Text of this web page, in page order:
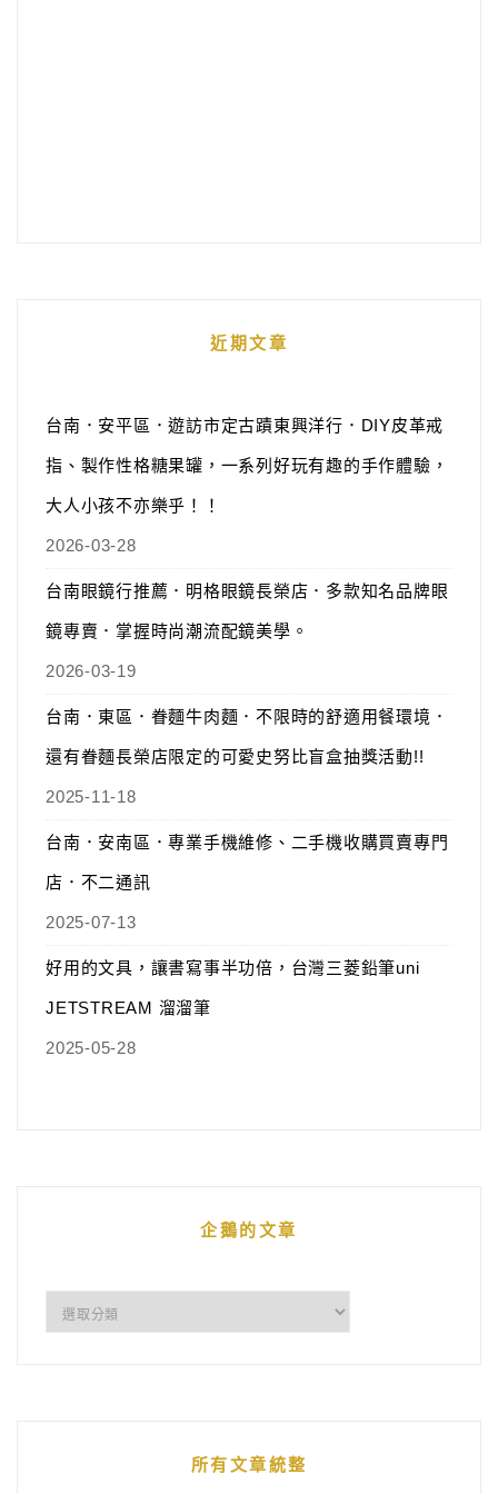
近期文章
台南．安平區．遊訪市定古蹟東興洋行．DIY皮革戒
指、製作性格糖果罐，一系列好玩有趣的手作體驗，
大人小孩不亦樂乎！！
2026-03-28
台南眼鏡行推薦．明格眼鏡長榮店．多款知名品牌眼
鏡專賣．掌握時尚潮流配鏡美學。
2026-03-19
台南．東區．眷麵牛肉麵．不限時的舒適用餐環境．
還有眷麵長榮店限定的可愛史努比盲盒抽獎活動!!
2025-11-18
台南．安南區．專業手機維修、二手機收購買賣專門
店．不二通訊
2025-07-13
好用的文具，讓書寫事半功倍，台灣三菱鉛筆uni
JETSTREAM 溜溜筆
2025-05-28
企鵝的文章
所有文章統整